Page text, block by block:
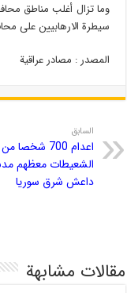
وما تزال أغلب مناطق
سيطرة الارهابيين على
المصدر : مصادر عراقية
السابق
اعدام 700
الشعيطات معظهم
داعش شرق سوريا
مقالات مشابهة